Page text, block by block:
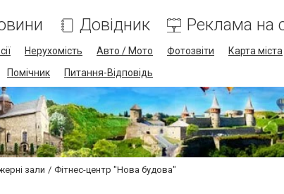
Довідник Реклама на
Нерухомість Авто / Мото Фотозвіти Карта міста
Помічник Питання-Відповідь
зали Фітнес-центр "Нова будова"